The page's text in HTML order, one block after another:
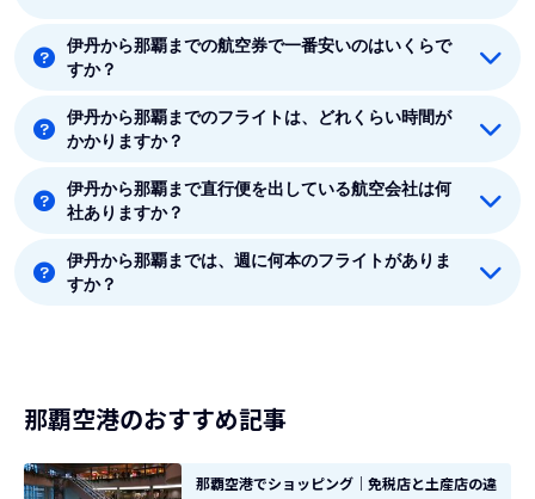
着空港のある沖縄には8つの空港があります。那覇、石
垣島、北大東、久米島、南大東、宮古島、与那国、宮古
です。
伊丹から那覇までの航空券で一番安いのはいくらで
すか？
伊丹から那覇までの最安値はANA(全日空)の12460円で
す。
伊丹から那覇までのフライトは、どれくらい時間が
かかりますか？
伊丹から那覇まで平均フライト時間は約2時間5分です。
伊丹から那覇まで直行便を出している航空会社は何
社ありますか？
伊丹から那覇まで直行便を出している航空会社は2社あ
ります。
伊丹から那覇までは、週に何本のフライトがありま
すか？
那覇空港のおすすめ記事
那覇空港でショッピング｜免税店と土産店の違